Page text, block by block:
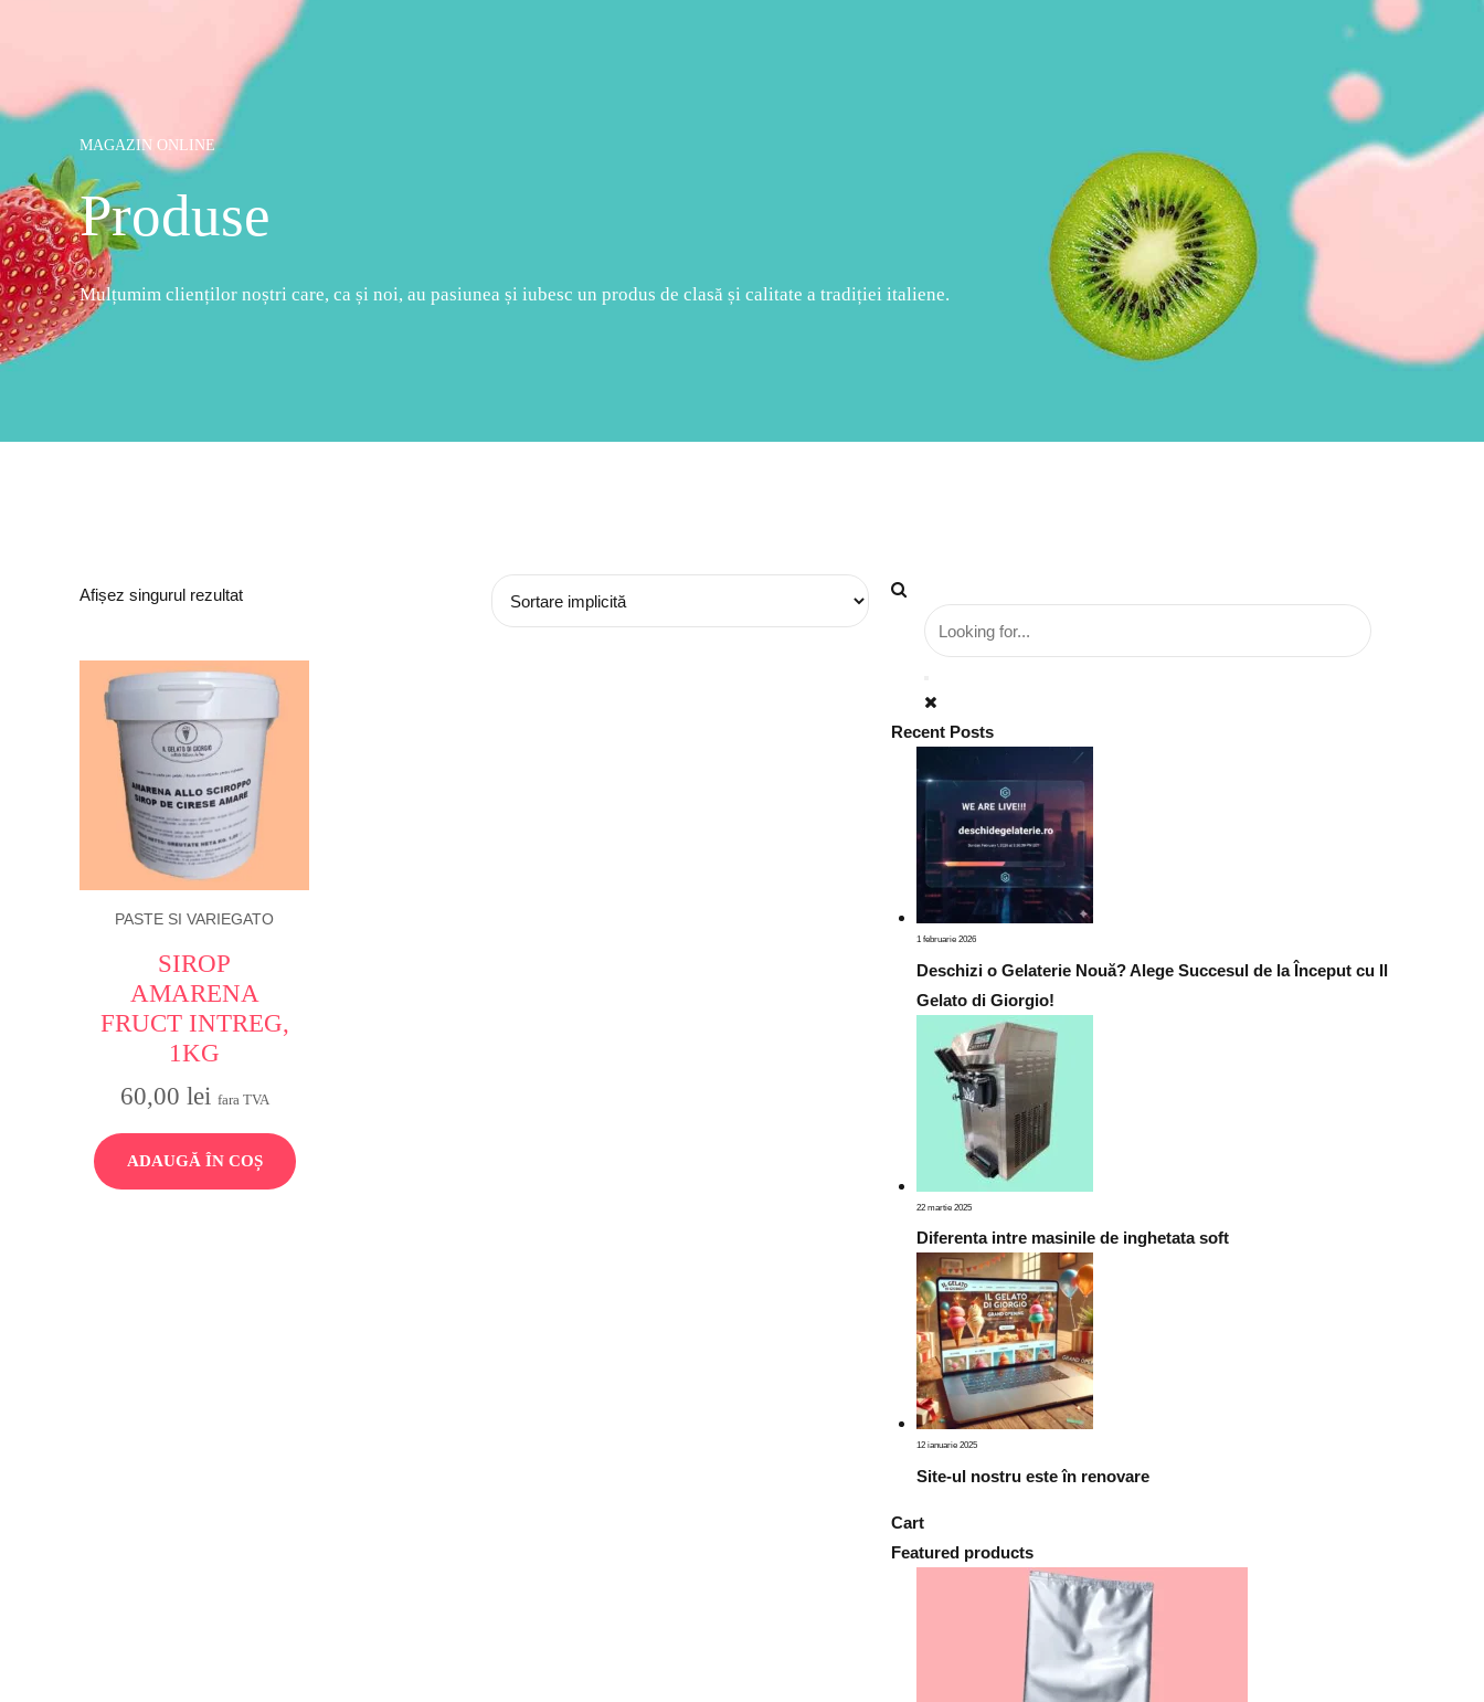
MAGAZIN ONLINE
Produse
Mulțumim clienților noștri care, ca și noi, au pasiunea și iubesc un produs de clasă și calitate a tradiției italiene.
Afișez singurul rezultat
PASTE SI VARIEGATO
SIROP
AMARENA
FRUCT INTREG,
1KG
60,00 lei fara TVA
ADAUGĂ ÎN COȘ
Recent Posts
1 februarie 2026
Deschizi o Gelaterie Nouă? Alege Succesul de la Început cu Il
Gelato di Giorgio!
22 martie 2025
Diferenta intre masinile de inghetata soft
12 ianuarie 2025
Site-ul nostru este în renovare
Cart
Featured products